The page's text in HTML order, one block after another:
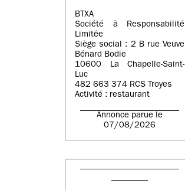
BTXA
Société à Responsabilité
Limitée
Siège social : 2 B rue Veuve
Bénard Bodie
10600 La Chapelle-Saint-
Luc
482 663 374 RCS Troyes
Activité : restaurant
Annonce parue le
07/08/2026